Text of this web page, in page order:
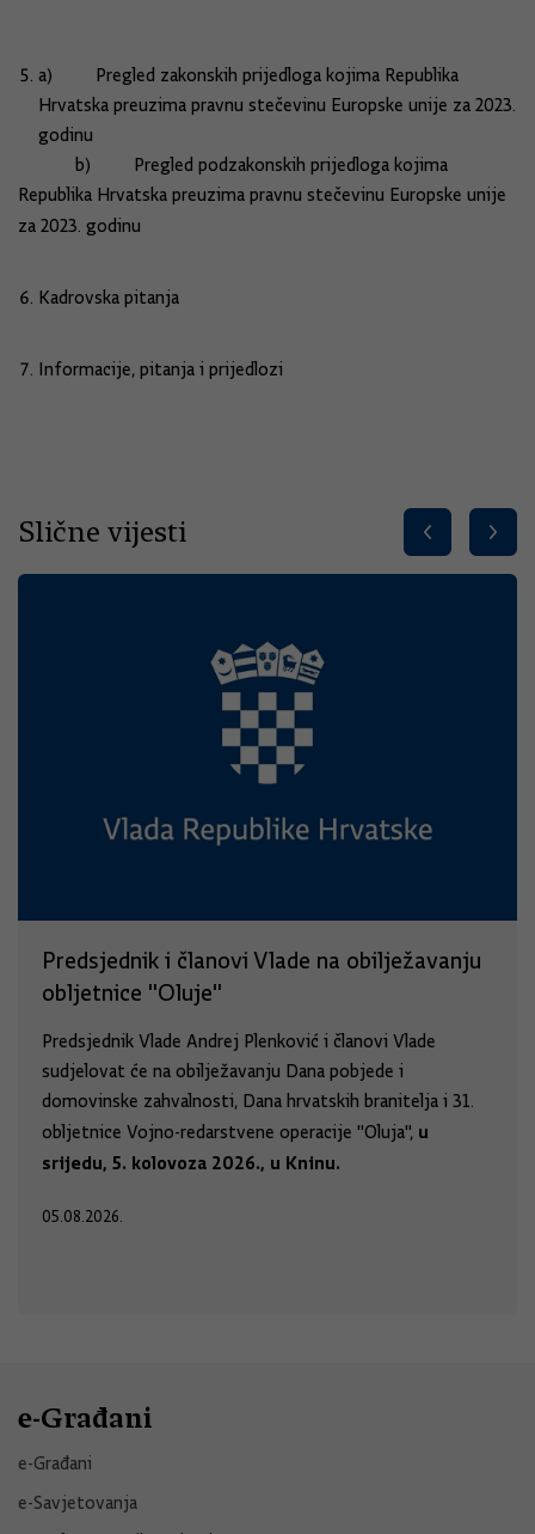
a) Pregled zakonskih prijedloga kojima Republika
Hrvatska preuzima pravnu stečevinu Europske unije za 2023.
godinu
b) Pregled podzakonskih prijedloga kojima
Republika Hrvatska preuzima pravnu stečevinu Europske unije
za 2023. godinu
Kadrovska pitanja
Informacije, pitanja i prijedlozi
Slične vijesti
Predsjednik i članovi Vlade na obilježavanju
obljetnice "Oluje"
Predsjednik Vlade Andrej Plenković i članovi Vlade
sudjelovat će na obilježavanju Dana pobjede i
domovinske zahvalnosti, Dana hrvatskih branitelja i 31.
obljetnice Vojno-redarstvene operacije "Oluja", u
srijedu, 5. kolovoza 2026., u Kninu.
05.08.2026.
e-Građani
e-Građani
e-Savjetovanja